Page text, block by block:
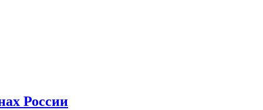
России